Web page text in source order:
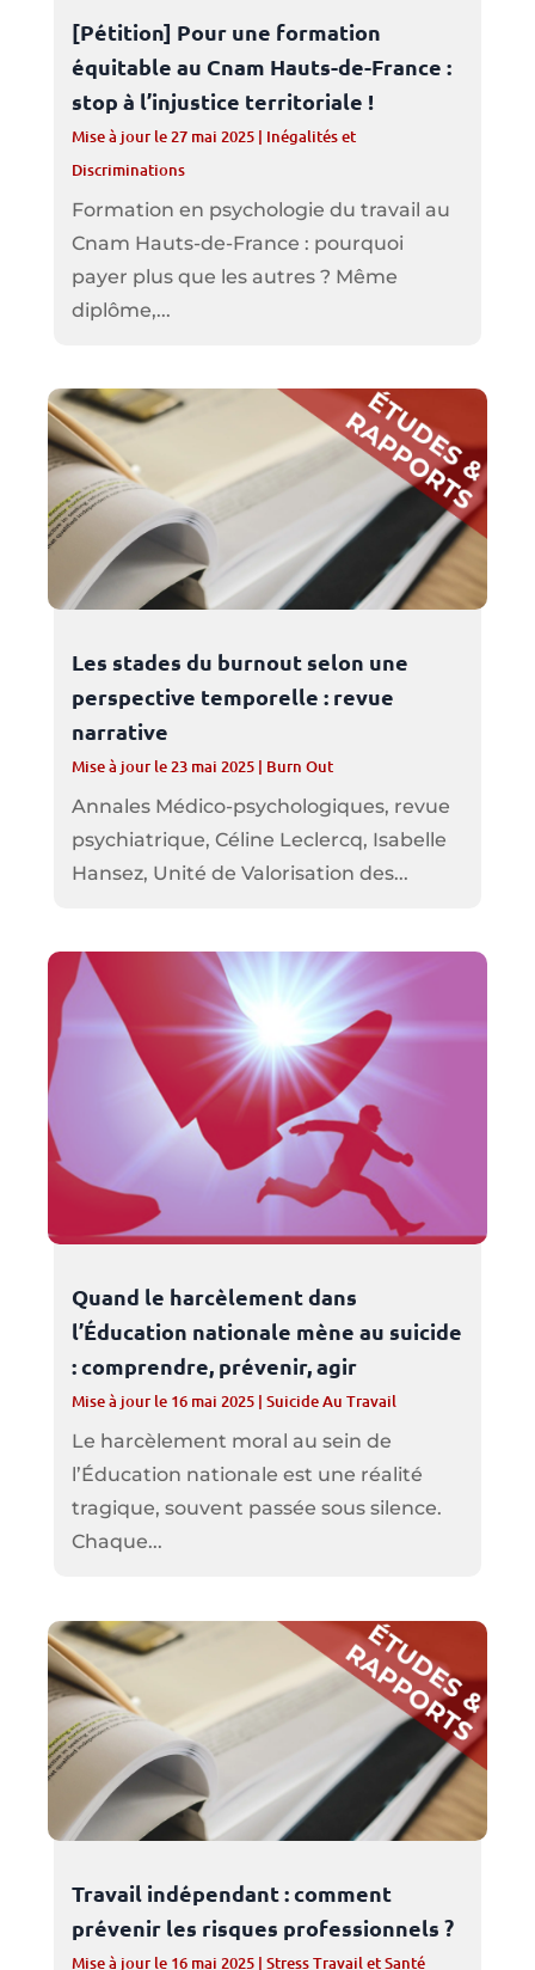
[Pétition] Pour une formation
équitable au Cnam Hauts-de-France :
stop à l’injustice territoriale !
Mise à jour le 27 mai 2025| Inégalités et
Discriminations
Formation en psychologie du travail au
Cnam Hauts-de-France : pourquoi
payer plus que les autres ? Même
diplôme,...
Les stades du burnout selon une
perspective temporelle : revue
narrative
Mise à jour le 23 mai 2025| Burn Out
Annales Médico-psychologiques, revue
psychiatrique, Céline Leclercq, Isabelle
Hansez, Unité de Valorisation des...
Quand le harcèlement dans
l’Éducation nationale mène au suicide
: comprendre, prévenir, agir
Mise à jour le 16 mai 2025| Suicide Au Travail
Le harcèlement moral au sein de
l’Éducation nationale est une réalité
tragique, souvent passée sous silence.
Chaque...
Travail indépendant : comment
prévenir les risques professionnels ?
Mise à jour le 16 mai 2025| Stress Travail et Santé